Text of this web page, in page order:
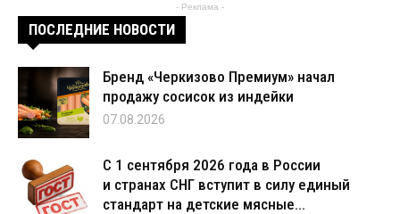
- Реклама -
ПОСЛЕДНИЕ НОВОСТИ
Бренд «Черкизово Премиум» начал
продажу сосисок из индейки
07.08.2026
С 1 сентября 2026 года в России
и странах СНГ вступит в силу единый
стандарт на детские мясные...